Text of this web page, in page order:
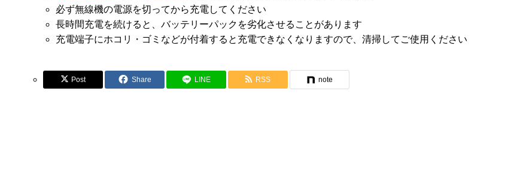
必ず無線機の電源を切ってから充電してください
長時間充電を続けると、バッテリーパックを劣化させることがあります
充電端子にホコリ・ゴミなどが付着すると充電できなくなりますので、清掃してご使用ください
Post Share LINE RSS note